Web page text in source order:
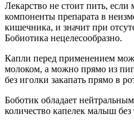
Лекарство не стоит пить, если
компоненты препарата в
кишечника, и значит при
Бобиотика нецелесообразно.
Капли перед применением
молоком, а можно прямо из
без иголки закапать прямо в
Боботик обладает
количество капелек малыш без